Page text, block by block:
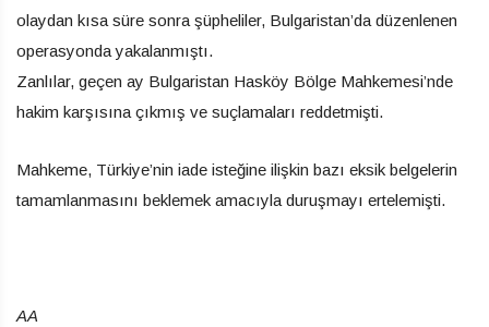
olaydan kısa süre sonra şüpheliler, Bulgaristan’da düzenlenen
operasyonda yakalanmıştı.
Zanlılar, geçen ay Bulgaristan Hasköy Bölge Mahkemesi’nde
hakim karşısına çıkmış ve suçlamaları reddetmişti.
Mahkeme, Türkiye’nin iade isteğine ilişkin bazı eksik belgelerin
tamamlanmasını beklemek amacıyla duruşmayı ertelemişti.
AA